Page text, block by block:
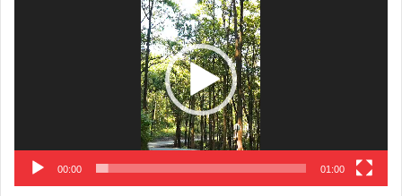
00:00 01:00